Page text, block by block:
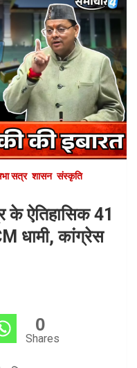
सत्र शासन संस्कृति
के ऐतिहासिक 41
धामी, कांग्रेस
0
Shares